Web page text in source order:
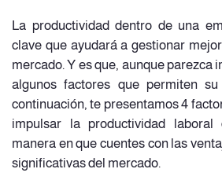
La productividad dentro de una
clave que ayudará a gestionar
mercado. Y es que, aunque parezca
algunos factores que permiten
continuación, te presentamos 4
impulsar la productividad
manera en que cuentes con las
significativas del mercado.